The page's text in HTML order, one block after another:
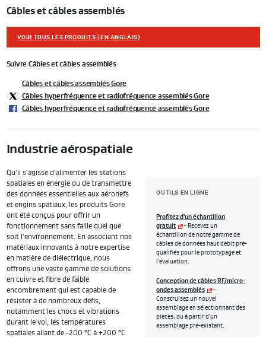
Câbles et câbles assemblés
VOIR TOUS LES PRODUITS (EN ANGLAIS)
Suivre Câbles et câbles assemblés
Câbles et câbles assemblés Gore
Câbles hyperfréquence et radiofréquence assemblés Gore
Câbles hyperfréquence et radiofréquence assemblés Gore
Industrie aérospatiale
OUTILS EN LIGNE
Profitez d'un échantillon
gratuit
- Recevez un
échantillon de notre gamme de
câbles de données haut débit pré-
qualifiés pour le prototypage et
l'évaluation.
Conception de câbles RF/micro-
ondes assemblés
-
Construisez un nouvel
assemblage en sélectionnant des
pièces, ou à partir d'un
assemblage pré-existant.
Qu'il s'agisse d'alimenter les stations
spatiales en énergie ou de transmettre
des données essentielles aux aéronefs
et engins spatiaux, les produits Gore
ont été conçus pour offrir un
fonctionnement sans faille quel que
soit l'environnement. En associant nos
matériaux innovants à notre expertise
en matière de diélectrique, nous
offrons une vaste gamme de solutions
en cuivre et fibre de faible
encombrement qui est capable de
résister à de nombreux défis,
notamment les chocs et vibrations
durant le vol, les températures
spatiales allant de -200 °C à +200 °C